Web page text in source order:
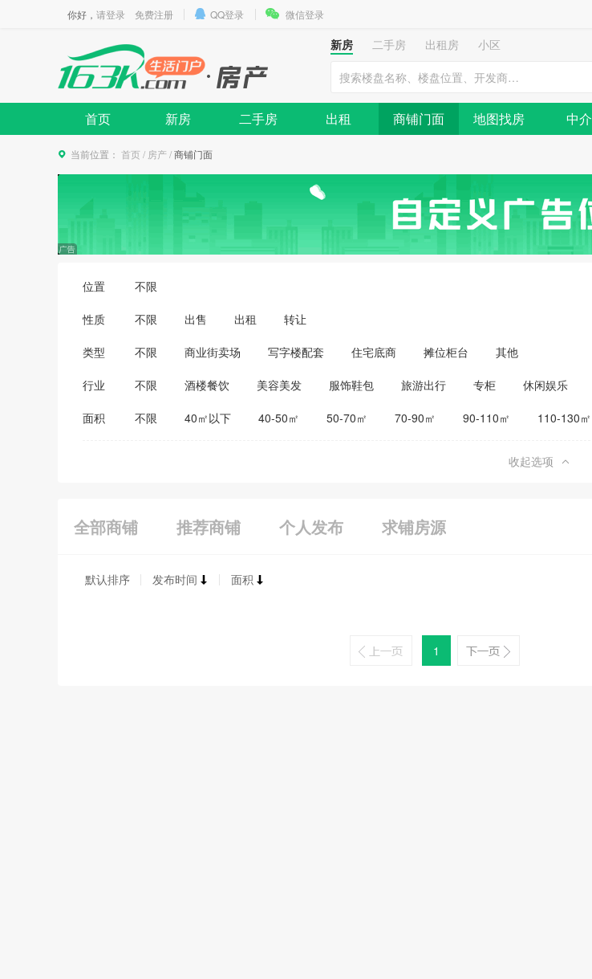
你好， 请登录 免费注册 QQ登录 微信登录
新房 二手房 出租房
小区
首页 新房 二手房 出租 商铺门面 地图找房 中介
当前位置： 首页 / 房产/商铺门面
位置 不限
性质 不限 出售 出租 转让
类型 不限 商业街卖场 写字楼配套 住宅底商 摊位柜台 其他
行业 不限 酒楼餐饮 美容美发 服饰鞋包 旅游出行 专柜 休闲娱乐
医药保健
家居建材
面积 不限 40㎡以下 40-50㎡ 50-70㎡ 70-90㎡ 90-110㎡ 110-130㎡
收起选项
全部商铺 推荐商铺 个人发布 求铺房源
默认排序 发布时间 面积
1